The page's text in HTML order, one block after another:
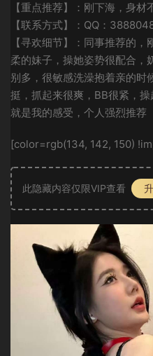
【重点推荐】：刚下海，身材
【联系方式】：QQ：
【寻欢细节】：同事推荐的
柔的妹子，操她姿势很配合，
别多，很敏感洗澡抱着亲的时
挺，抓起来很爽，BB很紧，
就是我的感受，个人强烈推荐
[color=rgb(134, 142, 150)
此隐藏内容仅限VIP查看